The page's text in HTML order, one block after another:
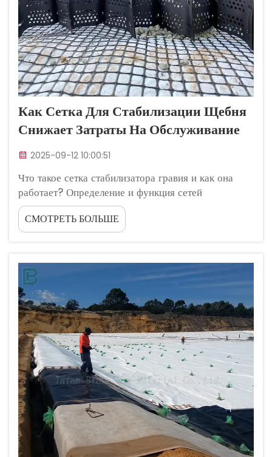
Как Сетка Для Стабилизации Щебня
Снижает Затраты На Обслуживание
2025-09-12 10:00:51
Что такое сетка стабилизатора гравия и как она
работает? Определение и функция сетей
стабилизатора гравия Сети стабилизатора гравия -
это, в основном, панельные системы, построенные
из взаимосвязанных ячеек, которые удерживают
СМОТРЕТЬ БОЛЬШЕ